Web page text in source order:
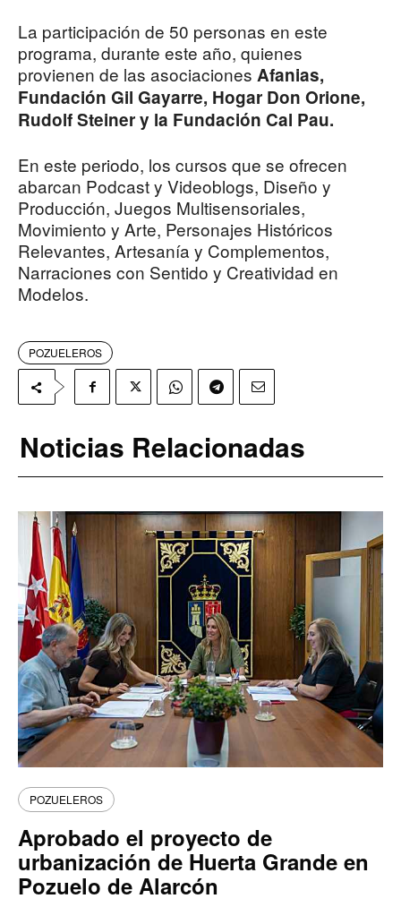
La participación de 50 personas en este
programa, durante este año, quienes
provienen de las asociaciones Afanias,
Fundación Gil Gayarre, Hogar Don Orione,
Rudolf Steiner y la Fundación Cal Pau.
En este periodo, los cursos que se ofrecen
abarcan Podcast y Videoblogs, Diseño y
Producción, Juegos Multisensoriales,
Movimiento y Arte, Personajes Históricos
Relevantes, Artesanía y Complementos,
Narraciones con Sentido y Creatividad en
Modelos.
POZUELEROS
Noticias Relacionadas
POZUELEROS
Aprobado el proyecto de
urbanización de Huerta Grande en
Pozuelo de Alarcón